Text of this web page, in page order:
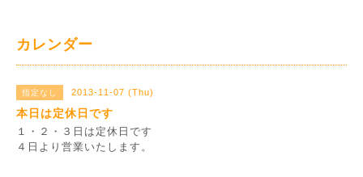
カレンダー
指定なし 2013-11-07 (Thu)
本日は定休日です
１・２・３日は定休日です
４日より営業いたします。